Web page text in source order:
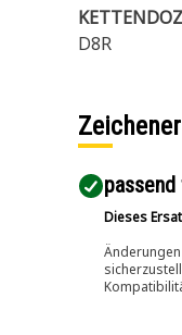
D8R
passend
Dieses